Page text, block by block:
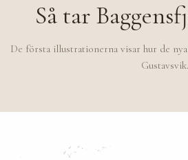
Så tar
De första illustrationerna visar hur de
Gustavsvik.